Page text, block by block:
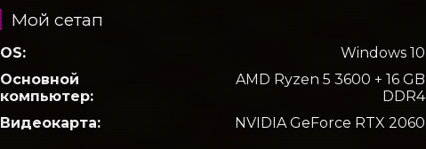
Мой сетап
OS:
Windows 10
Основной
компьютер:
AMD Ryzen 5 3600 + 16 GB
DDR4
Видеокарта:
NVIDIA GeForce RTX 2060